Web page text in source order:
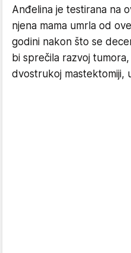
Anđelina je testirana na
njena mama umrla od
godini nakon što se
bi sprečila razvoj
dvostrukoj mastektomiji,